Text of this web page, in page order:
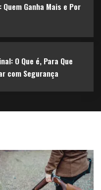
Ganha Mais e Por
O Que é, Para Que
com Segurança